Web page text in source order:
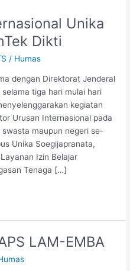
Unika
Dikti
/ Humas
dengan Direktorat Jenderal
tiga hari mulai hari
kegiatan
Urusan Internasional pada
maupun negeri se-
Unika Soegijapranata,
Izin Belajar
Tenaga […]
LAM-EMBA